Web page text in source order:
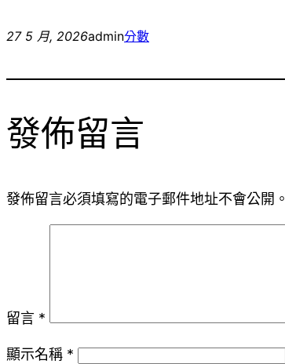
27 5 月, 2026admin分數
發佈留言
發佈留言必須填寫的電子郵件地址不會公開。
留言 *
顯示名稱 *